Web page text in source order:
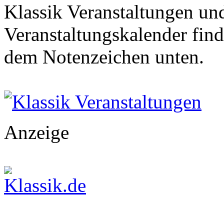
Klassik Veranstaltungen
Veranstaltungskalender
dem Notenzeichen unten.
Klassik Veranstaltungen
Anzeige